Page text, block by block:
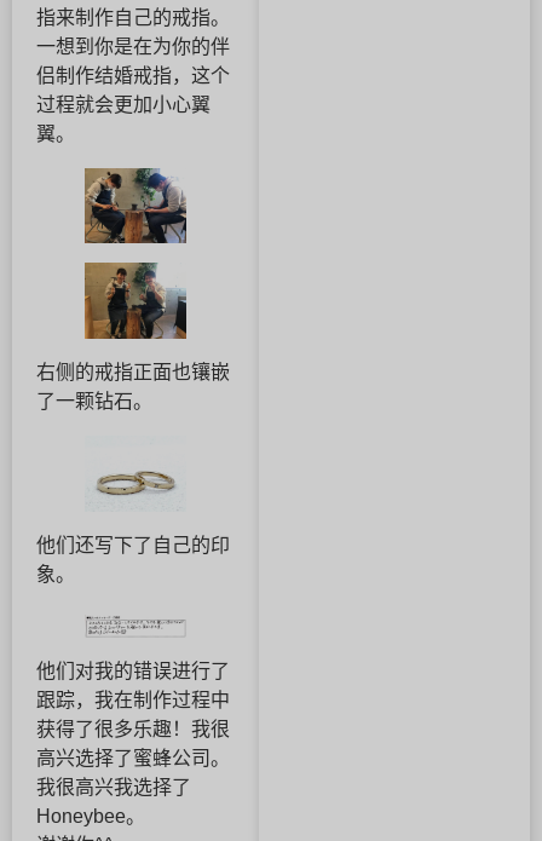
指来制作自己的戒指。
一想到你是在为你的伴
侣制作结婚戒指，这个
过程就会更加小心翼
翼。
右侧的戒指正面也镶嵌
了一颗钻石。
他们还写下了自己的印
象。
他们对我的错误进行了
跟踪，我在制作过程中
获得了很多乐趣！我很
高兴选择了蜜蜂公司。
我很高兴我选择了
Honeybee。